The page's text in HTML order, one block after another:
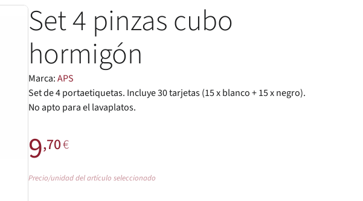
Set 4 pinzas cubo
hormigón
Marca:APS
Set de 4 portaetiquetas. Incluye 30 tarjetas (15 x blanco + 15 x negro).
No apto para el lavaplatos.
9,70€
Precio/unidad del artículo seleccionado